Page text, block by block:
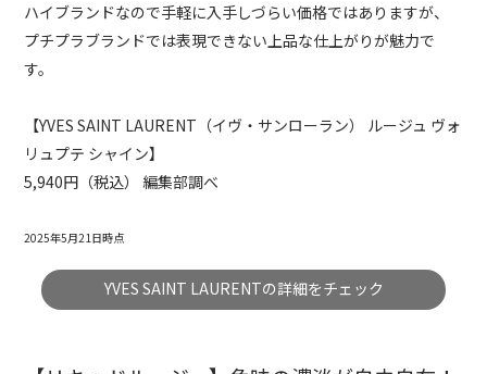
ハイブランドなので手軽に入手しづらい価格ではありますが、
プチプラブランドでは表現できない上品な仕上がりが魅力で
す。
【YVES SAINT LAURENT（イヴ・ サンローラン） ルージュ ヴォ
リュプテ シャイン】
5,940円（税込） 編集部調べ
2025年5月21日時点
YVES SAINT LAURENTの詳細をチェック